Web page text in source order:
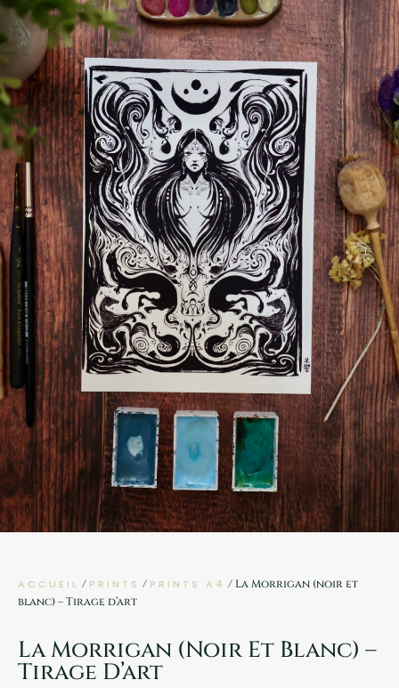
ACCUEIL / PRINTS / PRINTS A4 / La Morrigan (noir et
blanc) – Tirage d’art
La Morrigan (noir Et Blanc) –
Tirage D’art